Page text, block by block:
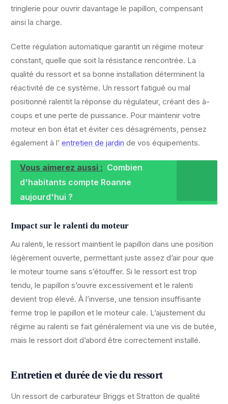
tringlerie pour ouvrir davantage le papillon, compensant
ainsi la charge.
Cette régulation automatique garantit un régime moteur
constant, quelle que soit la résistance rencontrée. La
qualité du ressort et sa bonne installation déterminent la
réactivité de ce système. Un ressort fatigué ou mal
positionné ralentit la réponse du régulateur, créant des à-
coups et une perte de puissance. Pour maintenir votre
moteur en bon état et éviter ces désagréments, pensez
également à l’ entretien de jardin de vos équipements.
Vous aimerez aussi : Combien
d'habitants compte Roanne
aujourd'hui ?
Impact sur le ralenti du moteur
Au ralenti, le ressort maintient le papillon dans une position
légèrement ouverte, permettant juste assez d’air pour que
le moteur tourne sans s’étouffer. Si le ressort est trop
tendu, le papillon s’ouvre excessivement et le ralenti
devient trop élevé. À l’inverse, une tension insuffisante
ferme trop le papillon et le moteur cale. L’ajustement du
régime au ralenti se fait généralement via une vis de butée,
mais le ressort doit d’abord être correctement installé.
Entretien et durée de vie du ressort
Un ressort de carburateur Briggs et Stratton de qualité